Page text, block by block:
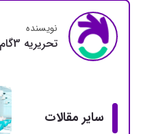
نویسنده
تحريريه 3گام
سایر مقالات